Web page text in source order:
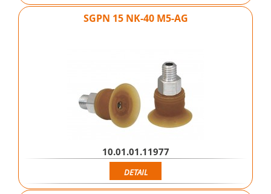
SGPN 15 NK-40 M5-AG
10.01.01.11977
DETAIL